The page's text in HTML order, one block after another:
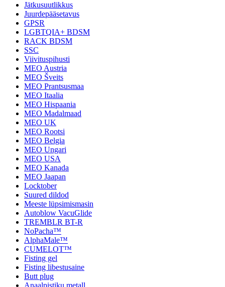
Jätkusuutlikkus
Juurdepääsetavus
GPSR
LGBTQIA+ BDSM
RACK BDSM
SSC
Viivituspihusti
MEO Austria
MEO Šveits
MEO Prantsusmaa
MEO Itaalia
MEO Hispaania
MEO Madalmaad
MEO UK
MEO Rootsi
MEO Belgia
MEO Ungari
MEO USA
MEO Kanada
MEO Jaapan
Locktober
Suured dildod
Meeste lüpsimismasin
Autoblow VacuGlide
TREMBLR BT-R
NoPacha™
AlphaMale™
CUMELOT™
Fisting gel
Fisting libestusaine
Butt plug
Anaalpistiku metall